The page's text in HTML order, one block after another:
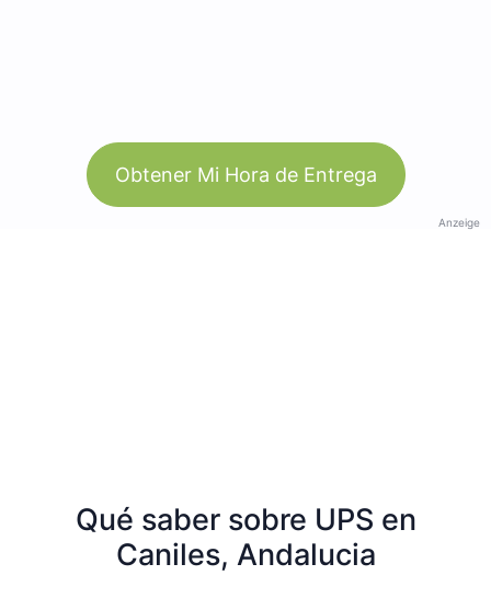
Obtener Mi Hora de Entrega
Anzeige
Qué saber sobre UPS en
Caniles, Andalucia